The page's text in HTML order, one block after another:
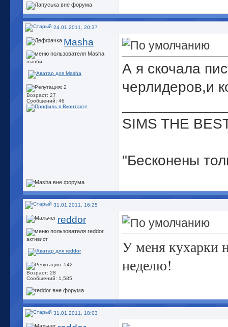
24.01.2011, 20:37
Маshа
ньюби
Возраст: 27
Сообщений: 46
А я скочала
черлидеров,и
SIMS THE
"Бесконены
И я
Альберт
31.01.2011, 16:25
reddor
активист
Возраст: 28
Сообщений: 1,585
У меня кухарки
неделю!
31.01.2011, 18:03